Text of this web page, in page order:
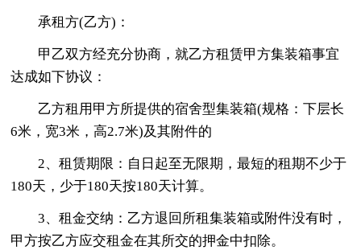
承租方(乙方)：
甲乙双方经充分协商，就乙方租赁甲方集装箱事宜
达成如下协议：
乙方租用甲方所提供的宿舍型集装箱(规格：下层长
6米，宽3米，高2.7米)及其附件的
2、租赁期限：自日起至无限期，最短的租期不少于
180天，少于180天按180天计算。
3、租金交纳：乙方退回所租集装箱或附件没有时，
甲方按乙方应交租金在其所交的押金中扣除。